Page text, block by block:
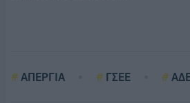
ΑΠΕΡΓΙΑ ΓΣΕΕ